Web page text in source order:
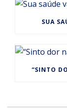
SUA
“SINTO